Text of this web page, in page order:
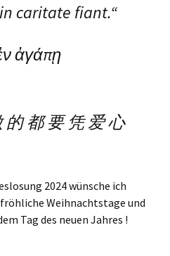
caritate fiant.“
ἀγάπῃ
的 都 要 凭 爱 心
2024 wünsche ich
Weihnachtstage und
Tag des neuen Jahres !